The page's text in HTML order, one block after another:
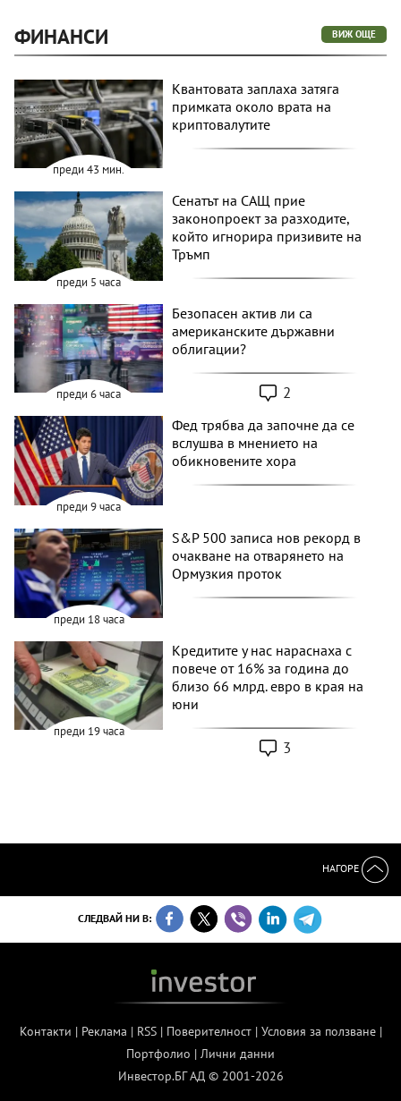
ФИНАНСИ ВИЖ ОЩЕ
преди 43 мин.
Квантовата заплаха затяга
примката около врата на
криптовалутите
преди 5 часа
Сенатът на САЩ прие
законопроект за разходите,
който игнорира призивите на
Тръмп
преди 6 часа
Безопасен актив ли са
американските държавни
облигации?
2
преди 9 часа
Фед трябва да започне да се
вслушва в мнението на
обикновените хора
преди 18 часа
S&P 500 записа нов рекорд в
очакване на отварянето на
Ормузкия проток
преди 19 часа
Кредитите у нас нараснаха с
повече от 16% за година до
близо 66 млрд. евро в края на
юни
3
НАГОРЕ
СЛЕДВАЙ НИ В:
Контакти | Реклама | RSS| Поверителност| Условия за ползване|
Портфолио | Лични данни
Инвестор.БГ АД © 2001-2026